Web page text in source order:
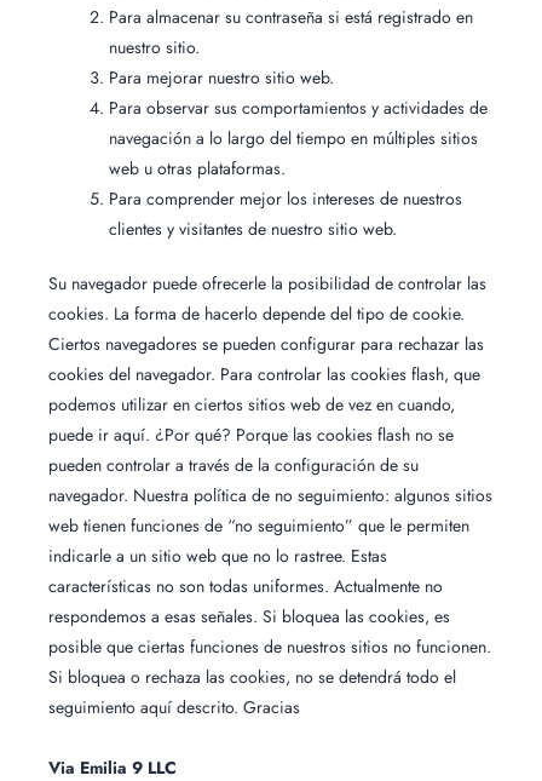
Para almacenar su contraseña si está registrado en
nuestro sitio.
Para mejorar nuestro sitio web.
Para observar sus comportamientos y actividades de
navegación a lo largo del tiempo en múltiples sitios
web u otras plataformas.
Para comprender mejor los intereses de nuestros
clientes y visitantes de nuestro sitio web.
Su navegador puede ofrecerle la posibilidad de controlar las
cookies. La forma de hacerlo depende del tipo de cookie.
Ciertos navegadores se pueden configurar para rechazar las
cookies del navegador. Para controlar las cookies flash, que
podemos utilizar en ciertos sitios web de vez en cuando,
puede ir aquí. ¿Por qué? Porque las cookies flash no se
pueden controlar a través de la configuración de su
navegador. Nuestra política de no seguimiento: algunos sitios
web tienen funciones de “no seguimiento” que le permiten
indicarle a un sitio web que no lo rastree. Estas
características no son todas uniformes. Actualmente no
respondemos a esas señales. Si bloquea las cookies, es
posible que ciertas funciones de nuestros sitios no funcionen.
Si bloquea o rechaza las cookies, no se detendrá todo el
seguimiento aquí descrito. Gracias
Via Emilia 9 LLC